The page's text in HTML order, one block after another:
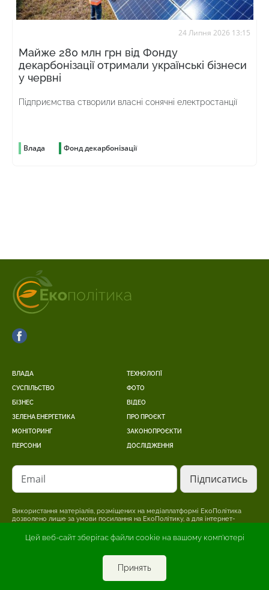
Цей веб-сайт зберігає файли cookie на вашому комп'ютері
Принять
24 Липня 2026 13:15
Майже 280 млн грн від Фонду
декарбонізації отримали українські бізнеси
у червні
Підприємства створили власні сонячні електростанції
Влада Фонд декарбонізації
ВЛАДА
СУСПІЛЬСТВО
БІЗНЕС
ЗЕЛЕНА ЕНЕРГЕТИКА
МОНІТОРИНГ
ПЕРСОНИ
ТЕХНОЛОГІЇ
ФОТО
ВІДЕО
ПРО ПРОЄКТ
ЗАКОНОПРОЄКТИ
ДОСЛІДЖЕННЯ
Email
Використання матеріалів, розміщених на медіаплатформі ЕкоПолітика
дозволено лише за умови посилання на ЕкоПолітику, а для інтернет-
гіперпосилання на сторінку, де розміщено оригінальний матеріал.
матеріалі. Відповідальність за достовірність інформації, опублікованої в
рекламних матеріалах, несе рекламодавець.